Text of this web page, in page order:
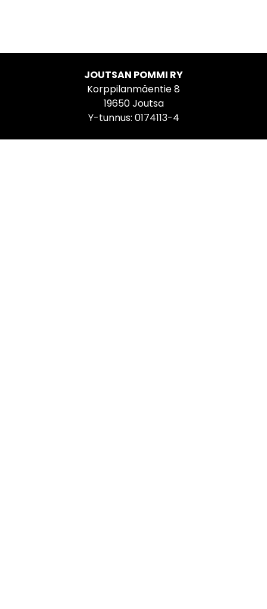
JOUTSAN POMMI RY
Korppilanmäentie 8
19650 Joutsa
Y-tunnus: 0174113-4